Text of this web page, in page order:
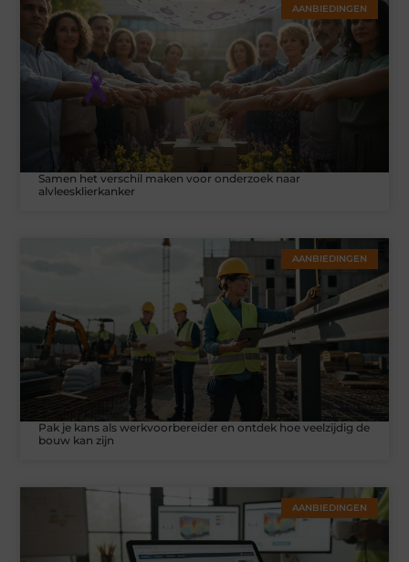
AANBIEDINGEN
Samen het verschil maken voor onderzoek naar
alvleesklierkanker
AANBIEDINGEN
Pak je kans als werkvoorbereider en ontdek hoe veelzijdig de
bouw kan zijn
AANBIEDINGEN